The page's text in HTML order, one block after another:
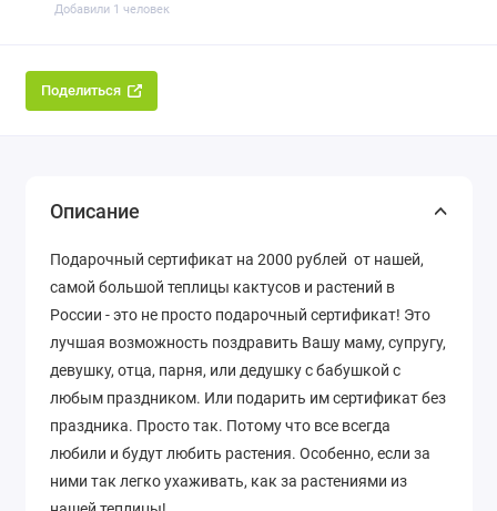
Добавили 1 человек
Поделиться
Описание
Подарочный сертификат на 2000 рублей от нашей,
самой большой теплицы кактусов и растений в
России - это не просто подарочный сертификат! Это
лучшая возможность поздравить Вашу маму, супругу,
девушку, отца, парня, или дедушку с бабушкой с
любым праздником. Или подарить им сертификат без
праздника. Просто так. Потому что все всегда
любили и будут любить растения. Особенно, если за
ними так легко ухаживать, как за растениями из